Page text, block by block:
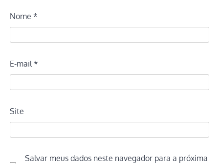
Nome *
E-mail *
Site
Salvar meus dados neste navegador para a próxima